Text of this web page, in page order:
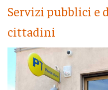
Servizi pubblici
cittadini